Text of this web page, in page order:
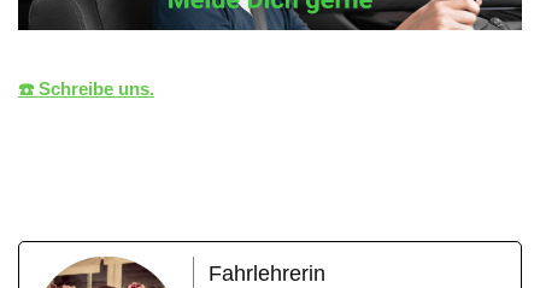
☎️ Schreibe uns.
Fahrlehrerin